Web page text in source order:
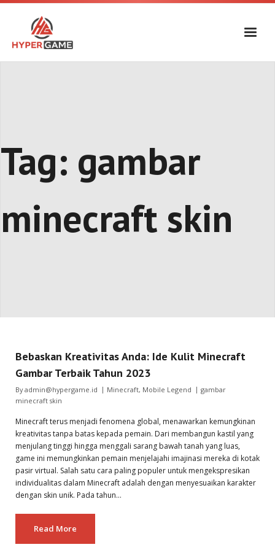
Skip
Tag: gambar
minecraft skin
Bebaskan Kreativitas Anda: Ide Kulit Minecraft
Gambar Terbaik Tahun 2023
Byadmin@hypergame.id Minecraft, Mobile Legend
gambar
minecraft skin
Minecraft terus menjadi fenomena global, menawarkan kemungkinan
kreativitas tanpa batas kepada pemain. Dari membangun kastil yang
menjulang tinggi hingga menggali sarang bawah tanah yang luas,
game ini memungkinkan pemain menjelajahi imajinasi mereka di kotak
pasir virtual. Salah satu cara paling populer untuk mengekspresikan
individualitas dalam Minecraft adalah dengan menyesuaikan karakter
dengan skin unik. Pada tahun…
Read More